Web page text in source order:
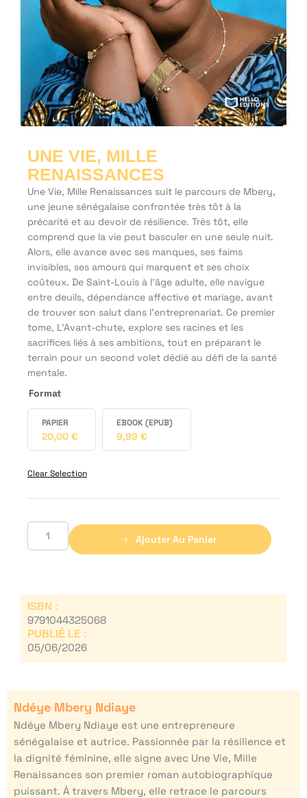
UNE VIE, MILLE
RENAISSANCES
Une Vie, Mille Renaissances suit le parcours de Mbery,
une jeune sénégalaise confrontée très tôt à la
précarité et au devoir de résilience. Très tôt, elle
comprend que la vie peut basculer en une seule nuit.
Alors, elle avance avec ses manques, ses faims
invisibles, ses amours qui marquent et ses choix
coûteux. De Saint-Louis à l’âge adulte, elle navigue
entre deuils, dépendance affective et mariage, avant
de trouver son salut dans l’entreprenariat. Ce premier
tome, L’Avant-chute, explore ses racines et les
sacrifices liés à ses ambitions, tout en préparant le
terrain pour un second volet dédié au défi de la santé
mentale.
Format
PAPIER
20,00 €
EBOOK (EPUB)
9,99 €
Clear Selection
Ajouter Au Panier
ISBN :
9791044325068
PUBLIÉ LE :
05/06/2026
Ndéye Mbery Ndiaye
Ndéye Mbery Ndiaye est une entrepreneure
sénégalaise et autrice. Passionnée par la résilience et
la dignité féminine, elle signe avec Une Vie, Mille
Renaissances son premier roman autobiographique
puissant. À travers Mbery, elle retrace le parcours